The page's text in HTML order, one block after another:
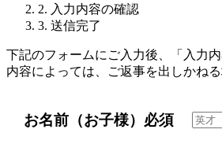
2. 入力内容の確認
3. 送信完了
下記のフォームにご入力後、「入力
内容によっては、ご返事を出しかね
お名前（お子様） 必須